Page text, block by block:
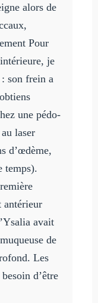
alors de
Pour
je
son frein a
une pédo-
laser
d’œdème,
temps).
avait
de
Les
d’être